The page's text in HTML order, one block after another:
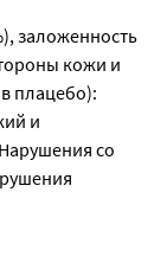
заложенность
кожи и
плацебо):
и
со